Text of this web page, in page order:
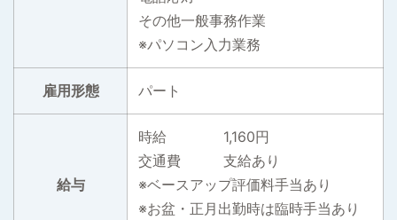
その他一般事務作業
※パソコン入力業務
雇用形態 パート
給与
時給 1,160円
交通費 支給あり
※ベースアップ評価料手当あり
※お盆・正月出勤時は臨時手当あり